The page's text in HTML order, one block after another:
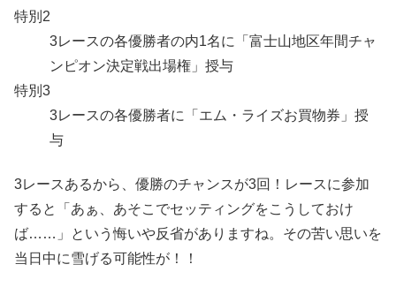
特別2
3レースの各優勝者の内1名に「富士山地区年間チャ
ンピオン決定戦出場権」授与
特別3
3レースの各優勝者に「エム・ライズお買物券」授
与
3レースあるから、優勝のチャンスが3回！レースに参加
すると「あぁ、あそこでセッティングをこうしておけ
ば……」という悔いや反省がありますね。その苦い思いを
当日中に雪げる可能性が！！